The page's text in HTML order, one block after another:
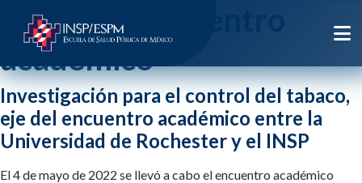
Etiqueta:
academico
Investigación para el control del tabaco,
eje del encuentro académico entre la
Universidad de Rochester y el INSP
El 4 de mayo de 2022 se llevó a cabo el encuentro académico